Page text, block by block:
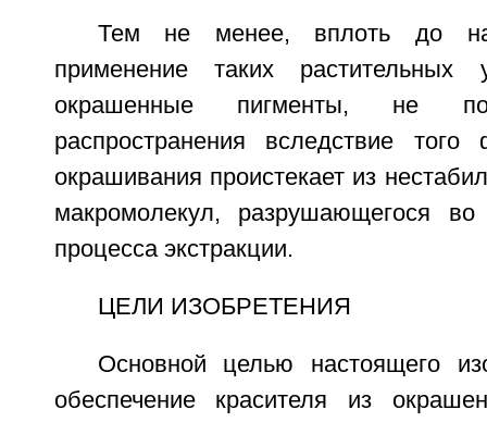
Тем не менее, вплоть до
применение таких растительных
окрашенные пигменты, не
распространения вследствие
окрашивания проистекает из
макромолекул, разрушающегося
процесса экстракции.
ЦЕЛИ ИЗОБРЕТЕНИЯ
Основной целью настоящего
обеспечение красителя из